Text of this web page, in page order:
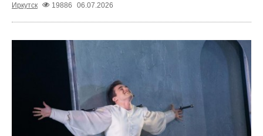
Иркутск
19886 06.07.2026